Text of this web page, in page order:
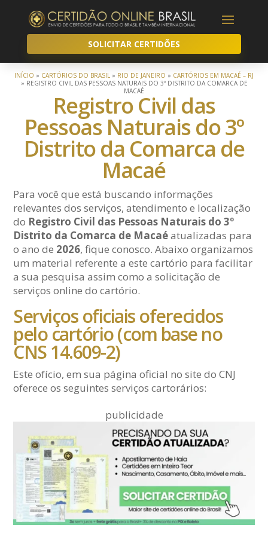
SOLICITAR CERTIDÕES
INÍCIO » CARTÓRIOS DO BRASIL » RIO DE JANEIRO » CARTÓRIOS EM MACAÉ – RJ
» REGISTRO CIVIL DAS PESSOAS NATURAIS DO 3º DISTRITO DA COMARCA DE
MACAÉ
Registro Civil das
Pessoas Naturais do 3º
Distrito da Comarca de
Macaé
Para você que está buscando informações
relevantes dos serviços, atendimento e localização
do Registro Civil das Pessoas Naturais do 3º
Distrito da Comarca de Macaéatualizadas para
o ano de 2026, fique conosco. Abaixo organizamos
um material referente a este cartório para facilitar
a sua pesquisa assim como a solicitação de
serviços online do cartório.
Serviços oficiais oferecidos
pelo cartório (com base no
CNS 14.609-2)
Este ofício, em sua página oficial no site do CNJ
oferece os seguintes serviços cartorários:
publicidade